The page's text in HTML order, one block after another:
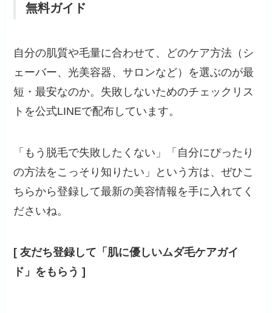
無料ガイド
自分の肌質や毛量に合わせて、どのケア方法（シ
ェーバー、光美容器、サロンなど）を選ぶのが最
短・最安なのか。失敗しないためのチェックリス
トを公式LINEで配布しています。
「もう脱毛で失敗したくない」「自分にぴったり
の方法をこっそり知りたい」という方は、ぜひこ
ちらから登録して最新の美容情報を手に入れてく
ださいね。
[ 友だち登録して「肌に優しいムダ毛ケアガイ
ド」をもらう ]